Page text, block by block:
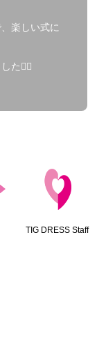
楽しい式に
た🙇‍♀️
TIG DRESS Staff